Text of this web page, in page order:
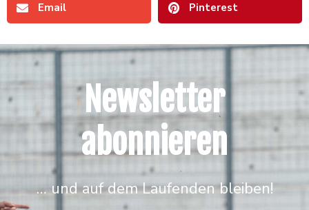
Email Pinterest
Newsletter
abonnieren
… und auf dem Laufenden bleiben!